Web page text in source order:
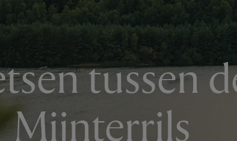
tussen
Mijnterrils